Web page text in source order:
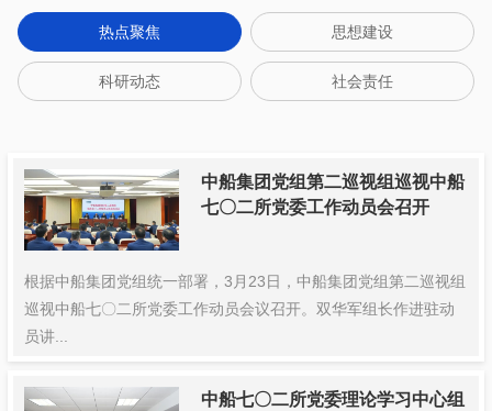
热点聚焦 思想建设
科研动态 社会责任
中船集团党组第二巡视组巡视中船
七〇二所党委工作动员会召开
根据中船集团党组统一部署，3月23日，中船集团党组第二巡视组
巡视中船七〇二所党委工作动员会议召开。双华军组长作进驻动
员讲...
中船七〇二所党委理论学习中心组